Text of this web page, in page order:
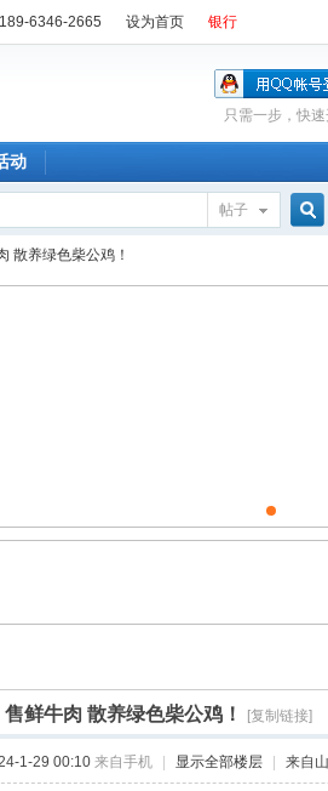
6346-2665 设为首页 银行
只需一步，快
动
帖子
散养绿色柴公鸡！
售鲜牛肉 散养绿色柴公鸡！ [复制链接]
1-29 00:10 来自手机 显示全部楼层 来自